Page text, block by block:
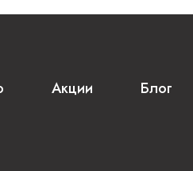
Акции Блог